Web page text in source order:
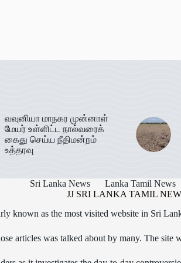
வவுனியா மாநகர முன்னாள்
மேயர் உள்ளிட்ட நால்வரைக்
கைது செய்ய நீதிமன்றம்
உத்தரவு
Sri Lanka News Lanka Tamil News
JJ SRI LANKA TAMIL
known as the most visited website in Sri
articles was talked about by many. The site